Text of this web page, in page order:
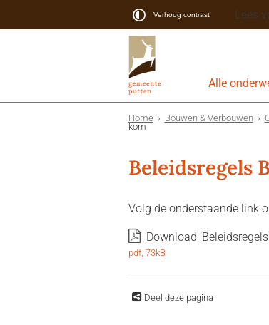
Verhoog contrast Lees
Alle
Home Bouwen & Verbouwen
kom
Beleidsregels
Volg de onderstaande link
Download
pdf, 73kB
Deel deze pagina